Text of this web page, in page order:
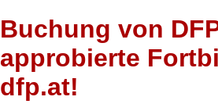
Buchung von
approbierte
dfp.at!